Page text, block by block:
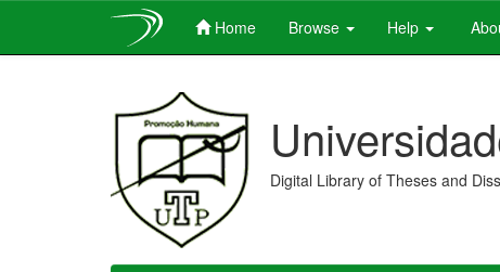
Home Browse Help
Digital Library of Theses and